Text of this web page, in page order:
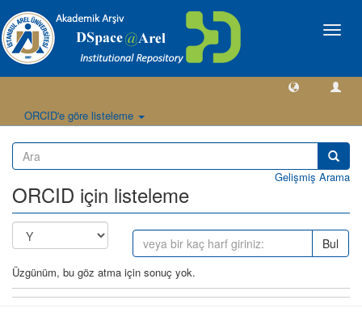
Geçiş
ORCID'e göre listeleme
Gelişmiş Arama
ORCID için listeleme
Bul
Üzgünüm, bu göz atma için sonuç yok.